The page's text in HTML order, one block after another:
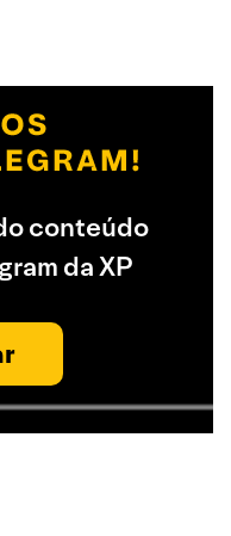
conteúdo
da XP